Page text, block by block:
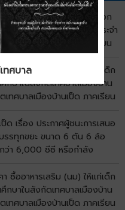
ดจ้างหรือผู้ได้รับการคัดเลือก
หรือข้อตกลงเป็นหนังสือ ประจำ
พ.ศ.2569 ถึง เดือนมิถุนายน
า ซื้ออาหารเสริม (นม) ให้แก่เด็ก
กษาในสังกัดเทศบาลเมืองบ้าน
ทศบาลเมืองบ้านเป็ด ภาคเรียน
ด เรื่อง ประกาศผู้ชนะการเสนอ
รรทุกขยะ ขนาด 6 ตัน 6 ล้อ
ว่า 6,000 ซีซี หรือกำลัง
ดราคาอิเล็กทรอนิกส์ (e-
าคา
า ซื้ออาหารเสริม (นม) ให้แก่เด็ก
กษาในสังกัดเทศบาลเมืองบ้าน
ทศบาลเมืองบ้านเป็ด ภาคเรียน
ทศบาล